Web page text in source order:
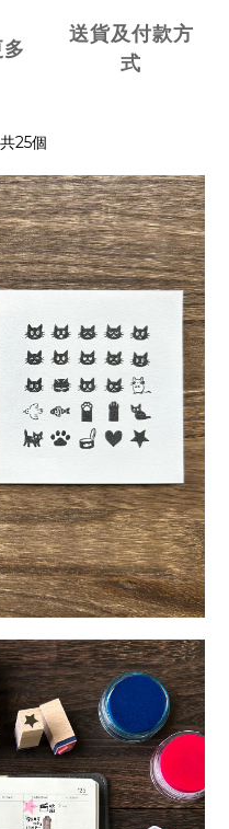
送貨及付款方
式
25個